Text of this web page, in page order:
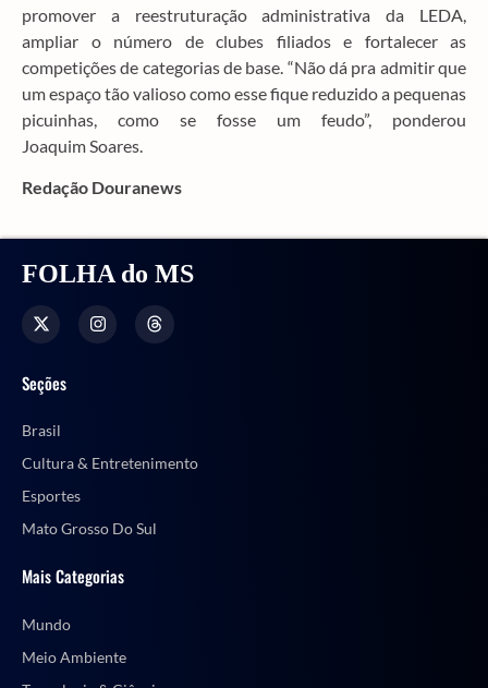
promover a reestruturação administrativa da LEDA,
ampliar o número de clubes filiados e fortalecer as
competições de categorias de base. “Não dá pra admitir que
um espaço tão valioso como esse fique reduzido a pequenas
picuinhas, como se fosse um feudo”, ponderou
Joaquim Soares.
Redação Douranews
FOLHA do MS
Seções
Brasil
Cultura & Entretenimento
Esportes
Mato Grosso Do Sul
Mais Categorias
Mundo
Meio Ambiente